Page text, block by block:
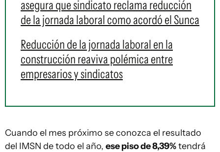
asegura que sindicato reclama reducción
de la jornada laboral como acordó el Sunca
Reducción de la jornada laboral en la
construcción reaviva polémica entre
empresarios y sindicatos
Cuando el mes próximo se conozca el resultado
del IMSN de todo el año, ese piso de 8,39%tendrá